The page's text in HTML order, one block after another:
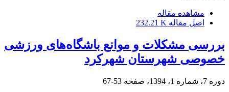
مشاهده مقاله
اصل مقاله 232.21 K
بررسی مشکلات و موانع باشگاه‌های ورزشی
خصوصی شهرستان شهرکرد
دوره 7، شماره 1، 1394، صفحه 53-67